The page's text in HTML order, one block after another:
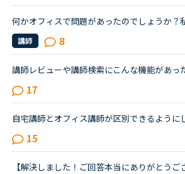
講師 8
17
15